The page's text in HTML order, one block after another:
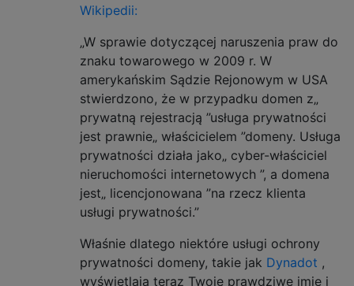
Wikipedii:
„W sprawie dotyczącej naruszenia praw do
znaku towarowego w 2009 r. W
amerykańskim Sądzie Rejonowym w USA
stwierdzono, że w przypadku domen z„
prywatną rejestracją ”usługa prywatności
jest prawnie„ właścicielem ”domeny. Usługa
prywatności działa jako„ cyber-właściciel
nieruchomości internetowych ”, a domena
jest„ licencjonowana ”na rzecz klienta
usługi prywatności.”
Właśnie dlatego niektóre usługi ochrony
prywatności domeny, takie jak Dynadot ,
wyświetlają teraz Twoje prawdziwe imię i